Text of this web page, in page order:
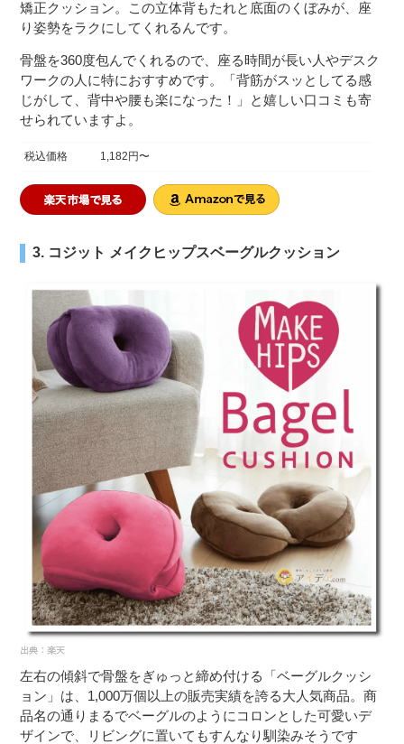
矯正クッション。この立体背もたれと底面のくぼみが、座
り姿勢をラクにしてくれるんです。
骨盤を360度包んでくれるので、座る時間が長い人やデスク
ワークの人に特におすすめです。「背筋がスッとしてる感
じがして、背中や腰も楽になった！」と嬉しい口コミも寄
せられていますよ。
税込価格 1,182円〜
3. コジット メイクヒップスベーグルクッション
左右の傾斜で骨盤をぎゅっと締め付ける「ベーグルクッシ
ョン」は、1,000万個以上の販売実績を誇る大人気商品。商
品名の通りまるでベーグルのようにコロンとした可愛いデ
ザインで、リビングに置いてもすんなり馴染みそうです